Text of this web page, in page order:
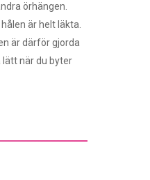
örhängen.
är helt läkta.
är därför gjorda
lätt när du byter